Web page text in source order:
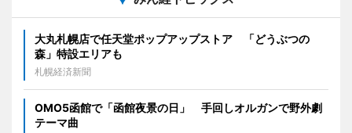
大丸札幌店で任天堂ポップアップストア 「どうぶつの
森」特設エリアも
札幌経済新聞
OMO5函館で「函館夜景の日」 手回しオルガンで野外劇
テーマ曲